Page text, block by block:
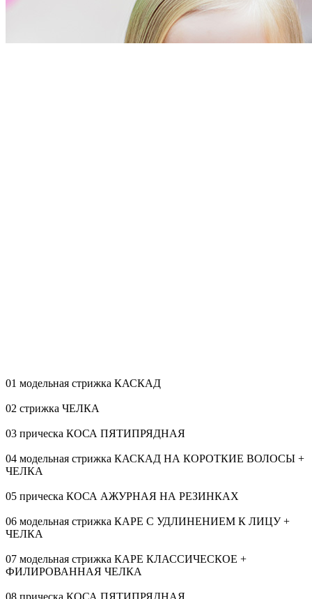
01 модельная стрижка КАСКАД
02 стрижка ЧЕЛКА
03 прическа КОСА ПЯТИПРЯДНАЯ
04 модельная стрижка КАСКАД НА КОРОТКИЕ ВОЛОСЫ +
ЧЕЛКА
05 прическа КОСА АЖУРНАЯ НА РЕЗИНКАХ
06 модельная стрижка КАРЕ С УДЛИНЕНИЕМ К ЛИЦУ +
ЧЕЛКА
07 модельная стрижка КАРЕ КЛАССИЧЕСКОЕ +
ФИЛИРОВАННАЯ ЧЕЛКА
08 прическа КОСА ПЯТИПРЯДНАЯ